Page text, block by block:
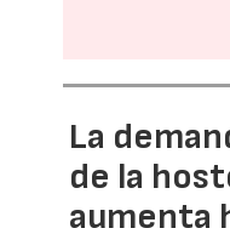
La
de la
aumenta